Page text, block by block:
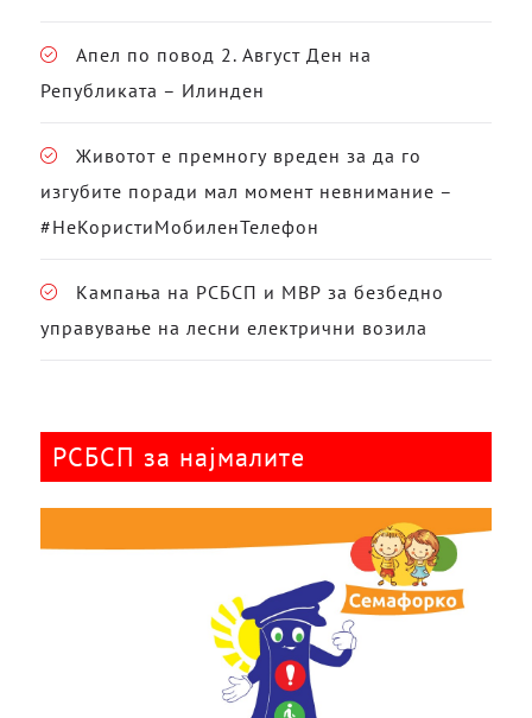
Апел по повод 2. Август Ден на
Републиката – Илинден
Животот е премногу вреден за да го
изгубите поради мал момент невнимание –
#НеКористиМобиленТелефон
Кампања на РСБСП и МВР за безбедно
управување на лесни електрични возила
РСБСП за најмалите